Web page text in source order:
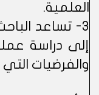
العلمية.
3- تساعد
إلى دراسة
والفرضيات